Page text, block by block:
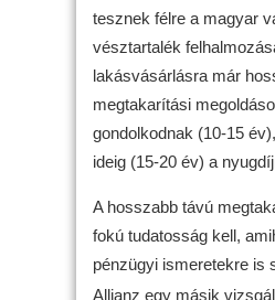
tesznek félre a magyar
vésztartalék
lakásvásárlásra már
megtakarítási
gondolkodnak (10-15
ideig (15-20 év) a
A hosszabb távú
fokú tudatosság kell,
pénzügyi ismeretekre is
Allianz egy másik